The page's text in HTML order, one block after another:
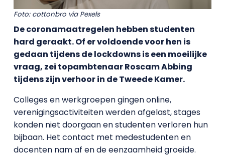
Foto: cottonbro via Pexels
De coronamaatregelen hebben studenten
hard geraakt. Of er voldoende voor hen is
gedaan tijdens de lockdowns is een moeilijke
vraag, zei topambtenaar Roscam Abbing
tijdens zijn verhoor in de Tweede Kamer.
Colleges en werkgroepen gingen online,
verenigingsactiviteiten werden afgelast, stages
konden niet doorgaan en studenten verloren hun
bijbaan. Het contact met medestudenten en
docenten nam af en de eenzaamheid groeide.